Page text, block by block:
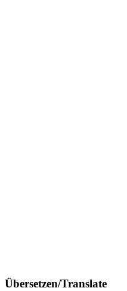
Übersetzen/Translate